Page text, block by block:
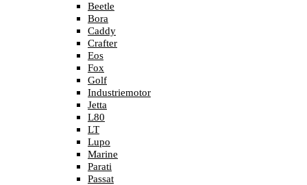
Beetle
Bora
Caddy
Crafter
Eos
Fox
Golf
Industriemotor
Jetta
L80
LT
Lupo
Marine
Parati
Passat